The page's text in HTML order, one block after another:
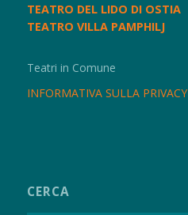
TEATRO DEL LIDO DI OSTIA
TEATRO VILLA PAMPHILJ
Teatri in Comune
INFORMATIVA SULLA PRIVACY
CERCA